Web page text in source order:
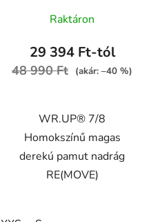
RE(MOVE)
WRUP4HC001ORG,
Raktáron
29 394 Ft-tól
48 990 Ft (akár: –40 %)
WR.UP® 7/8
Homokszínű magas
derekú pamut nadrág
RE(MOVE)